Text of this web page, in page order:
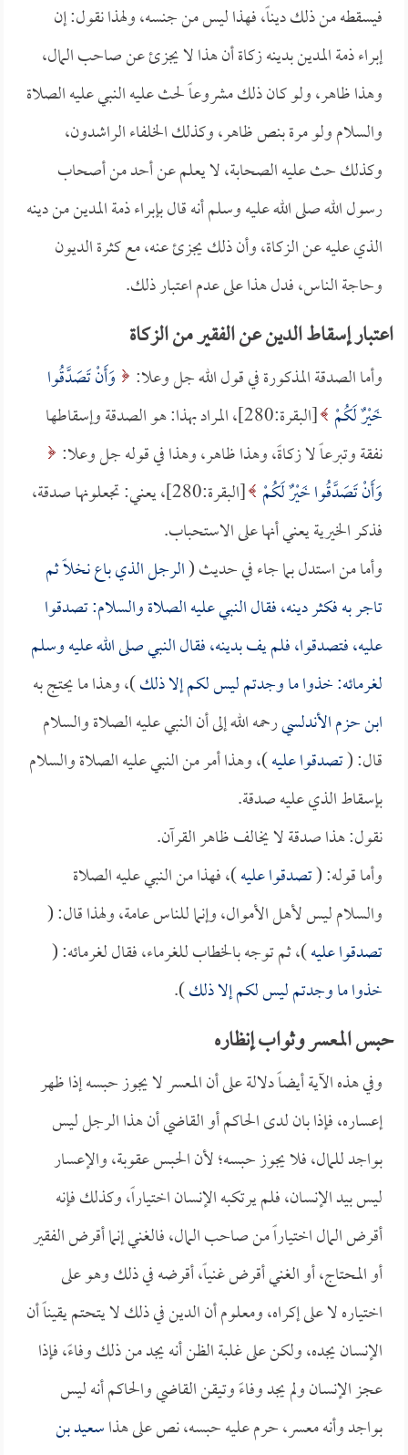
فيسقطه من ذلك ديناً، فهذا ليس من جنسه، ولهذا نقول: إن
إبراء ذمة المدين بدينه زكاة أن هذا لا يجزئ عن صاحب المال،
وهذا ظاهر، ولو كان ذلك مشروعاً لحث عليه النبي عليه الصلاة
والسلام ولو مرة بنص ظاهر، وكذلك الخلفاء الراشدون،
وكذلك حث عليه الصحابة، لا يعلم عن أحد من أصحاب
رسول الله صلى الله عليه وسلم أنه قال بإبراء ذمة المدين من دينه
الذي عليه عن الزكاة، وأن ذلك يجزئ عنه، مع كثرة الديون
وحاجة الناس، فدل هذا على عدم اعتبار ذلك.
اعتبار إسقاط الدين عن الفقير من الزكاة
وأما الصدقة المذكورة في قول الله جل وعلا:
وَأَنْ تَصَدَّقُوا
خَيْرٌ لَكُمْ
[البقرة:280]، المراد بهذا: هو الصدقة وإسقاطها
نفقة وتبرعاً لا زكاةً، وهذا ظاهر، وهذا في قوله جل وعلا:
وَأَنْ تَصَدَّقُوا خَيْرٌ لَكُمْ
[البقرة:280]، يعني: تجعلونها صدقة،
فذكر الخيرية يعني أنها على الاستحباب.
وأما من استدل بما جاء في حديث (الرجل الذي باع نخلاً ثم
تاجر به فكثر دينه، فقال النبي عليه الصلاة والسلام: تصدقوا
عليه، فتصدقوا، فلم يف بدينه، فقال النبي صلى الله عليه وسلم
لغرمائه: خذوا ما وجدتم ليس لكم إلا ذلك)، وهذا ما يحتج به
ابن حزم الأندلسيرحمه الله إلى أن النبي عليه الصلاة والسلام
قال: (تصدقوا عليه)، وهذا أمر من النبي عليه الصلاة والسلام
بإسقاط الذي عليه صدقة.
نقول: هذا صدقة لا يخالف ظاهر القرآن.
وأما قوله: (تصدقوا عليه)، فهذا من النبي عليه الصلاة
والسلام ليس لأهل الأموال، وإنما للناس عامة، ولهذا قال: (
تصدقوا عليه)، ثم توجه بالخطاب للغرماء، فقال لغرمائه: (
خذوا ما وجدتم ليس لكم إلا ذلك).
حبس المعسر وثواب إنظاره
وفي هذه الآية أيضاً دلالة على أن المعسر لا يجوز حبسه إذا ظهر
إعساره، فإذا بان لدى الحاكم أو القاضي أن هذا الرجل ليس
بواجد للمال، فلا يجوز حبسه؛ لأن الحبس عقوبة، والإعسار
ليس بيد الإنسان، فلم يرتكبه الإنسان اختياراً، وكذلك فإنه
أقرض المال اختياراً من صاحب المال، فالغني إنما أقرض الفقير
أو المحتاج، أو الغني أقرض غنياً، أقرضه في ذلك وهو على
اختياره لا على إكراه، ومعلوم أن الدين في ذلك لا يتحتم يقيناً أن
الإنسان يجده، ولكن على غلبة الظن أنه يجد من ذلك وفاءً، فإذا
عجز الإنسان ولم يجد وفاءً وتيقن القاضي والحاكم أنه ليس
بواجد وأنه معسر، حرم عليه حبسه، نص على هذاسعيد بن